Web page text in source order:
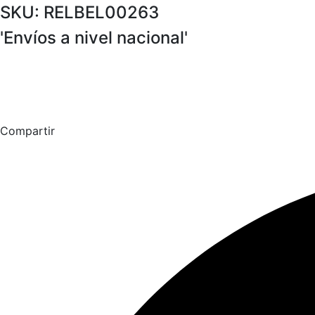
SKU: RELBEL00263
'Envíos a nivel nacional'
Compartir